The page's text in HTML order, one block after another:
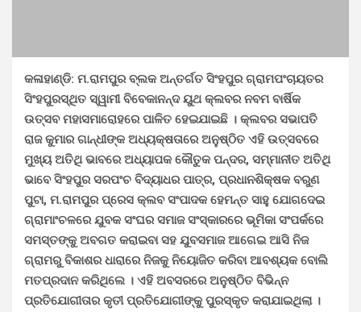
କଳାହାଣ୍ଡି: ମ.ରାମପୁର ବ୍ଲକ ଅନ୍ତର୍ଗତ ସିଂହପୁର ଗ୍ରାମପଂଚାୟତର
ସିଂହପୁରସ୍ଥିତ ସ୍ୱାମୀ ବିବେକାନନ୍ଦ ୟୁଥ କ୍ଲବର ନବମ ବାର୍ଷିକ
ଉତ୍ସବ ମହାସମାରୋହରେ ପାଳିତ ହେଇଯାଇଛି । କ୍ଲବର ସଭାପତି
ରାଜ କୁମାର ଗାନ୍ଧୀଙ୍କ ଅଧ୍ୟକ୍ଷତାରେ ଅନୁଷ୍ଠିତ ଏହି ଉତ୍ସବରେ
ମୁଖ୍ୟ ଅତିଥି ଭାବରେ ଅଧ୍ୟାପକ କୌତୁକ ପନ୍ଦର, ସମ୍ମାନୀତ ଅତିଥି
ଭାବେ ସିଂହପୁର ସରପଂଚ ବିଦ୍ୟାଧର ପାତ୍ର, ପ୍ରଧାନଶିକ୍ଷକ ବରୁଣ
ପୁଟା, ମ.ରାମପୁର ପ୍ରେସ କ୍ଲବ ସଂପାଦକ ହେମନ୍ତ ସାହୁ ଯୋଗଦେଇ
ଗ୍ରାମାଂଚଳରେ ଯୁବକ ସଂଘର ସମାଜ ସଂସ୍କାରରେ ଭୂମିକା ସଂପର୍କରେ
ସମସ୍ତଙ୍କୁ ଅବଗତ କରାଇବା ସହ ଯୁବସମାଜ ଆଗେଇ ଆସି ନିଜ
ଗ୍ରାମରୁ ବିକାଶର ଧାରାରେ ନିଜକୁ ନିୟୋଜିତ କରିବା ଆବଶ୍ୟକ ବୋଲି
ମତପ୍ରଦାନ କରିଥିଲେ । ଏହି ଅବସରରେ ଅନୁଷ୍ଠିତ ବିଭିନ୍ନ
ପ୍ରତିଯୋଗୀତାର କୃତୀ ପ୍ରତିଯୋଗୀଙ୍କୁ ପୁରସ୍କୃତ କରାଯାଇଥିଲା ।